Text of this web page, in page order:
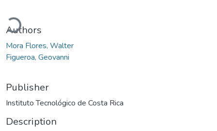
Authors
Mora Flores, Walter
Figueroa, Geovanni
Publisher
Instituto Tecnológico de Costa Rica
Description